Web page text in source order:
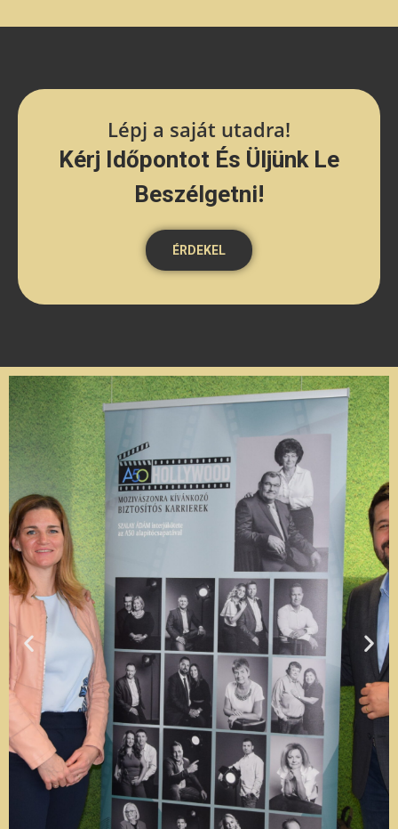
Lépj a saját utadra!
Kérj Időpontot És Üljünk Le
Beszélgetni!
ÉRDEKEL